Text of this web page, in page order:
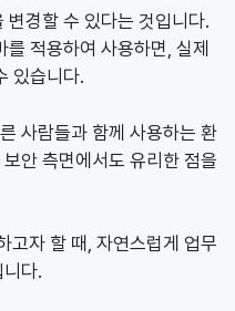
경할 수 있다는 것입니다.
적용하여 사용하면, 실제
있습니다.
사람들과 함께 사용하는 환
안 측면에서도 유리한 점을
고자 할 때, 자연스럽게 업무
다.